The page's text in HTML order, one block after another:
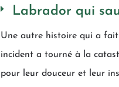
Labrador qui
Une autre histoire qui a
incident a tourné à la
pour leur douceur et leur